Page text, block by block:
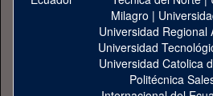
Milagro |
Universidad Regional
Universidad
Universidad Catolica
Politécnica